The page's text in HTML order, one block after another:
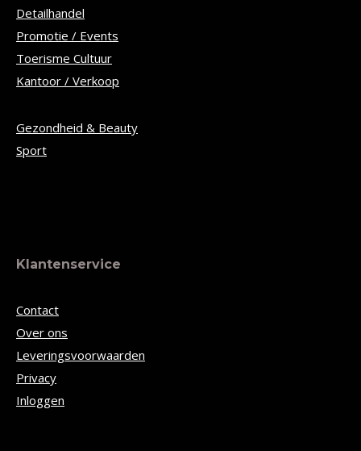
Detailhandel
Promotie / Events
Toerisme Cultuur
Kantoor / Verkoop
Gezondheid & Beauty
Sport
Klantenservice
Contact
Over ons
Leveringsvoorwaarden
Privacy
Inloggen